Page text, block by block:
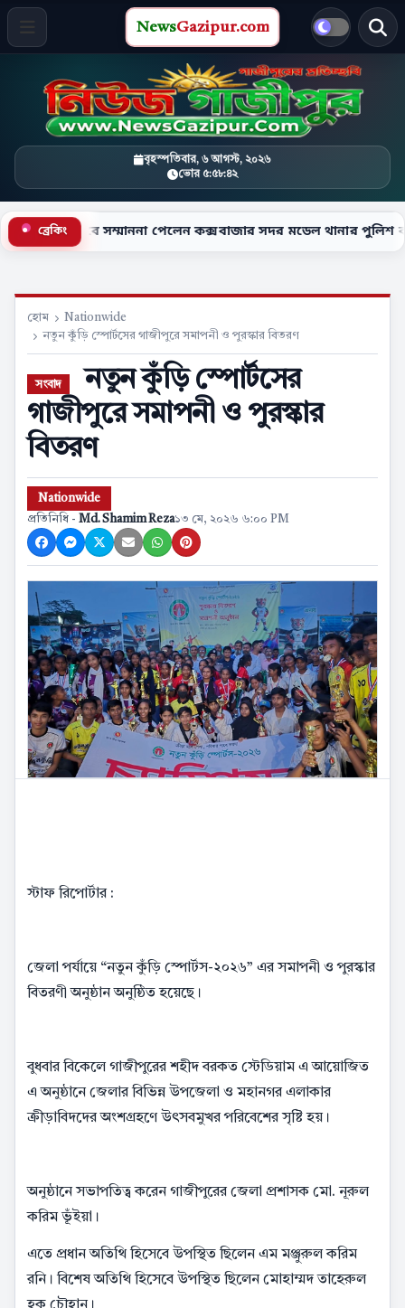
বৃহস্পতিবার, ৬ আগস্ট, ২০২৬
ভোর ৫:৫৮:৪৩
NewsGazipur.com
● ব্রেকিং
সম্মাননা পেলেন কক্সবাজার সদর মডেল থানার পুলিশ কর্মকর্তা
হোম
Nationwide
নতুন কুঁড়ি স্পোর্টসের গাজীপুরে সমাপনী ও পুরস্কার বিতরণ
নতুন কুঁড়ি স্পোর্টসের
গাজীপুরে সমাপনী ও পুরস্কার
বিতরণ
Nationwide
প্রতিনিধি - Md. Shamim Reza১৩ মে, ২০২৬ ৬:০০ PM
স্টাফ রিপোর্টার :
জেলা পর্যায়ে “নতুন কুঁড়ি স্পোর্টস-২০২৬” এর সমাপনী ও পুরস্কার
বিতরণী অনুষ্ঠান অনুষ্ঠিত হয়েছে।
বুধবার বিকেলে গাজীপুরের শহীদ বরকত স্টেডিয়াম এ আয়োজিত
এ অনুষ্ঠানে জেলার বিভিন্ন উপজেলা ও মহানগর এলাকার
ক্রীড়াবিদদের অংশগ্রহণে উৎসবমুখর পরিবেশের সৃষ্টি হয়।
অনুষ্ঠানে সভাপতিত্ব করেন গাজীপুরের জেলা প্রশাসক মো. নূরুল
করিম ভূঁইয়া।
এতে প্রধান অতিথি হিসেবে উপস্থিত ছিলেন এম মঞ্জুরুল করিম
রনি। বিশেষ অতিথি হিসেবে উপস্থিত ছিলেন মোহাম্মদ তাহেরুল